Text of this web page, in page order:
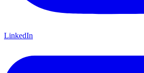
LinkedIn